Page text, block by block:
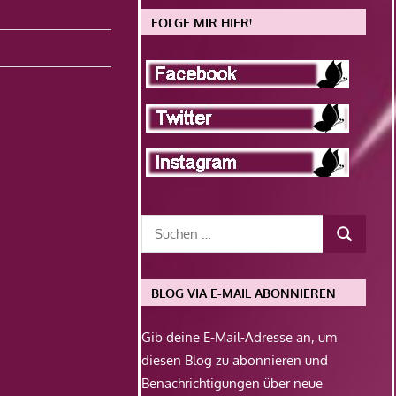
FOLGE MIR HIER!
BLOG VIA E-MAIL ABONNIEREN
Gib deine E-Mail-Adresse an, um
diesen Blog zu abonnieren und
Benachrichtigungen über neue